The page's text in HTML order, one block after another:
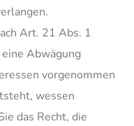
Art. 21 Abs. 1
Abwägung
vorgenommen
wessen
das Recht, die